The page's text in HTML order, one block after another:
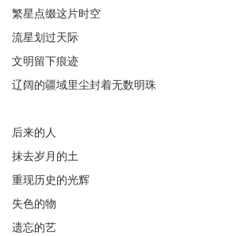
繁星点缀这片时空
流星划过天际
文明留下痕迹
辽阔的疆域里尘封着无数明珠
后来的人
抹去岁月的土
重现历史的光辉
失色的物
遗忘的艺